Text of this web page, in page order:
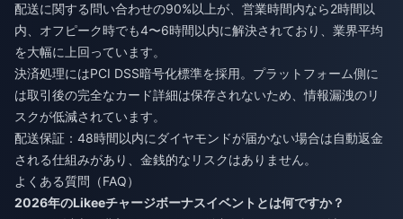
配送に関する問い合わせの90%以上が、営業時間内なら2時間以
内、オフピーク時でも4〜6時間以内に解決されており、業界平均
を大幅に上回っています。
決済処理にはPCI DSS暗号化標準を採用。プラットフォーム側に
は取引後の完全なカード詳細は保存されないため、情報漏洩のリ
スクが低減されています。
配送保証：48時間以内にダイヤモンドが届かない場合は自動返金
される仕組みがあり、金銭的なリスクはありません。
よくある質問（FAQ）
2026年のLikeeチャージボーナスイベントとは何ですか？